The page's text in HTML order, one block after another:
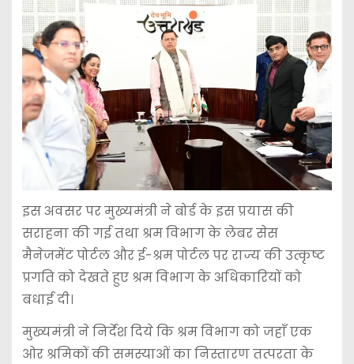
इस अवसर पर मुख्यमंत्री ने बोर्ड के इस प्रयास की
सराहना की गई तथा श्रम विभाग के लेबर सेस
मैनेजमेंट पोर्टल और ई-श्रम पोर्टल पर राज्य की उत्कृष्ट
प्रगति को देखते हुए श्रम विभाग के अधिकारियों को
बधाई दी।
मुख्यमंत्री ने निर्देश दिये कि श्रम विभाग को जहाँ एक
ओर श्रमिकों की समस्याओं का निस्तारण तत्परता के